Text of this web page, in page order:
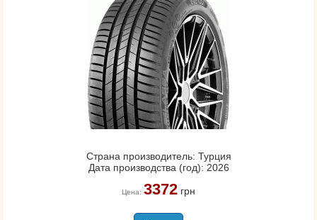
Страна производитель: Турция
Дата производства (год): 2026
Цена: 3372грн